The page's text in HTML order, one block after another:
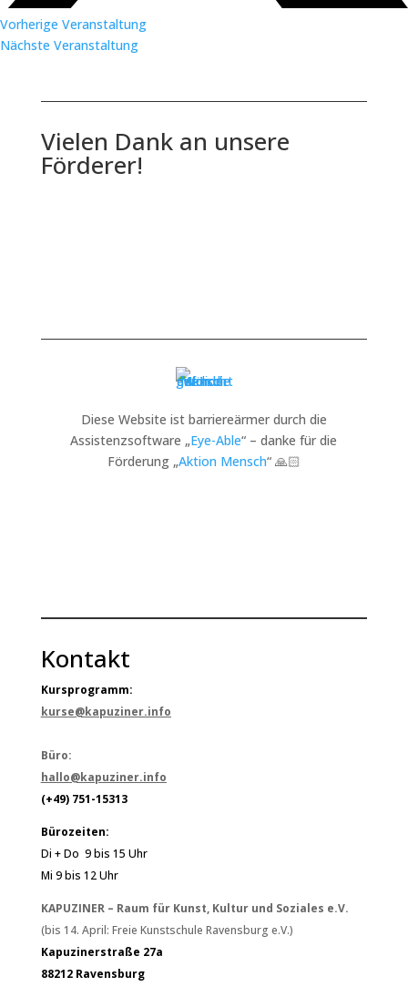
Vorherige Veranstaltung
Nächste Veranstaltung
Vielen Dank an unsere
Förderer!
Diese Website ist barriereärmer durch die
Assistenzsoftware „Eye-Able“ – danke für die
Förderung „Aktion Mensch“ 🙏🏻
Kontakt
Kursprogramm:
kurse@kapuziner.info
Büro:
hallo@kapuziner.info
(+49) 751-15313
Bürozeiten:
Di + Do 9 bis 15 Uhr
Mi 9 bis 12 Uhr
KAPUZINER – Raum für Kunst, Kultur und Soziales e.V.
(bis 14. April: Freie Kunstschule Ravensburg e.V.)
Kapuzinerstraße 27a
88212 Ravensburg